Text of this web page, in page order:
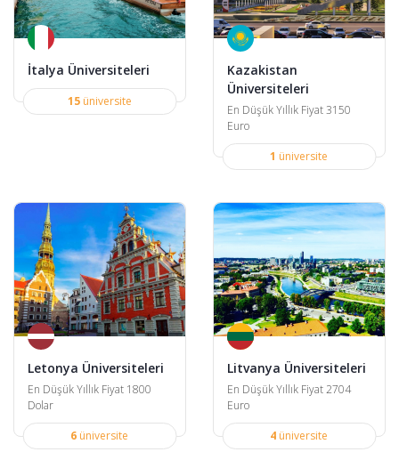
İtalya Üniversiteleri
15üniversite
Kazakistan
Üniversiteleri
En Düşük Yıllık Fiyat 3150
Euro
1 üniversite
Letonya Üniversiteleri
En Düşük Yıllık Fiyat 1800
Dolar
6 üniversite
Litvanya Üniversiteleri
En Düşük Yıllık Fiyat 2704
Euro
4 üniversite